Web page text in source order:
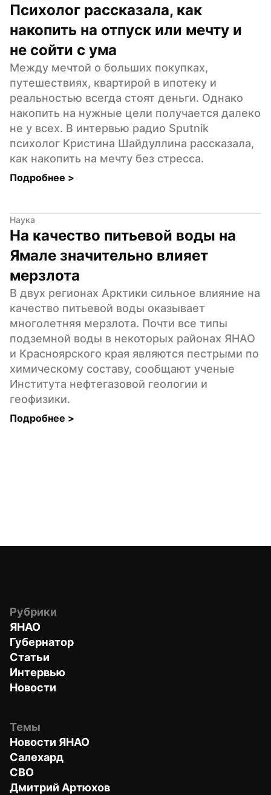
Психолог рассказала, как
накопить на отпуск или мечту и
не сойти с ума
Между мечтой о больших покупках,
путешествиях, квартирой в ипотеку и
реальностью всегда стоят деньги. Однако
накопить на нужные цели получается далеко
не у всех. В интервью радио Sputnik
психолог Кристина Шайдуллина рассказала,
как накопить на мечту без стресса.
Подробнее >
Наука
На качество питьевой воды на
Ямале значительно влияет
мерзлота
В двух регионах Арктики сильное влияние на
качество питьевой воды оказывает
многолетняя мерзлота. Почти все типы
подземной воды в некоторых районах ЯНАО
и Красноярского края являются пестрыми по
химическому составу, сообщают ученые
Института нефтегазовой геологии и
геофизики.
Подробнее >
Рубрики
ЯНАО
Губернатор
Статьи
Интервью
Новости
Темы
Новости ЯНАО
Салехард
СВО
Дмитрий Артюхов